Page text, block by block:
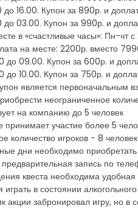
16.00. Купон за 890р. и
до 03.00. Купон за 990р. и
в «счастливые часы»: Пн-
на месте: 2200р. вместо
до 09.00. Купон за 600р. и
до 10.00. Купон за 750р. и
является первоначальным
неограниченное
на компанию до 5 человек
принимает участие более 5
количество игроков - 8 человек
дни необходимо приобретать
запись по
квеста необходима удобная
в состоянии
акции забронировал игру, но